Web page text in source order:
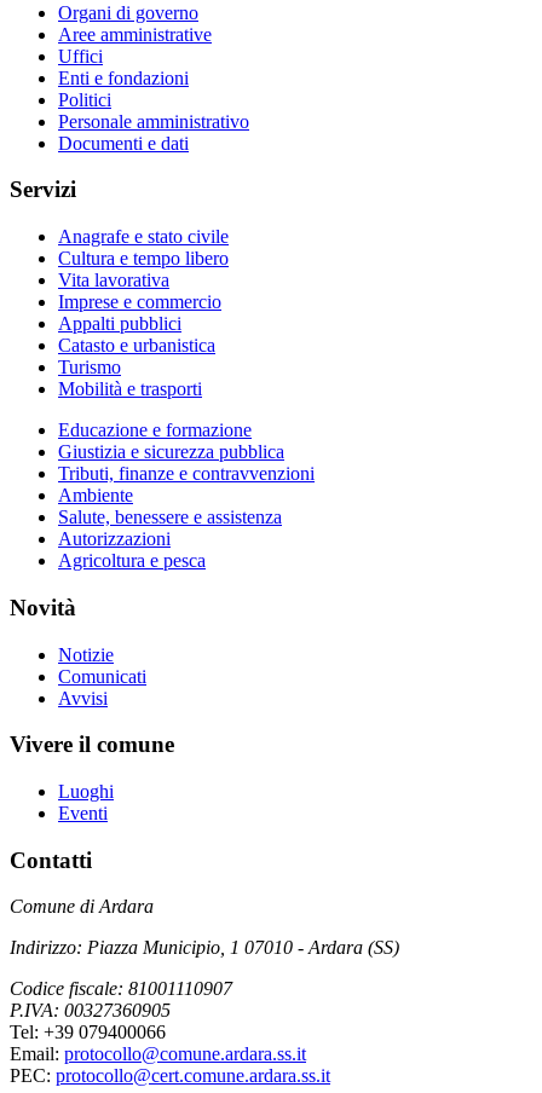
Organi di governo
Aree amministrative
Uffici
Enti e fondazioni
Politici
Personale amministrativo
Documenti e dati
Servizi
Anagrafe e stato civile
Cultura e tempo libero
Vita lavorativa
Imprese e commercio
Appalti pubblici
Catasto e urbanistica
Turismo
Mobilità e trasporti
Educazione e formazione
Giustizia e sicurezza pubblica
Tributi, finanze e contravvenzioni
Ambiente
Salute, benessere e assistenza
Autorizzazioni
Agricoltura e pesca
Novità
Notizie
Comunicati
Avvisi
Vivere il comune
Luoghi
Eventi
Contatti
Comune di Ardara
Indirizzo: Piazza Municipio, 1 07010 - Ardara (SS)
Codice fiscale: 81001110907
P.IVA: 00327360905
Tel: +39 079400066
Email: protocollo@comune.ardara.ss.it
PEC: protocollo@cert.comune.ardara.ss.it